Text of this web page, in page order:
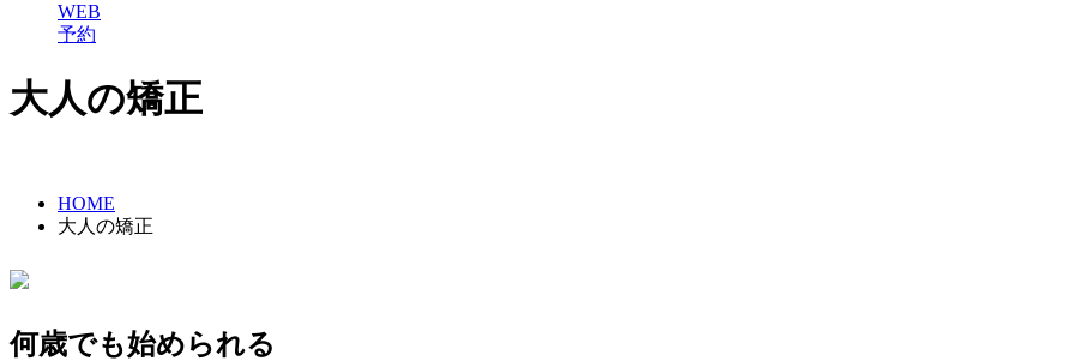
WEB
予約
大人の矯正
HOME
大人の矯正
何歳でも始められる